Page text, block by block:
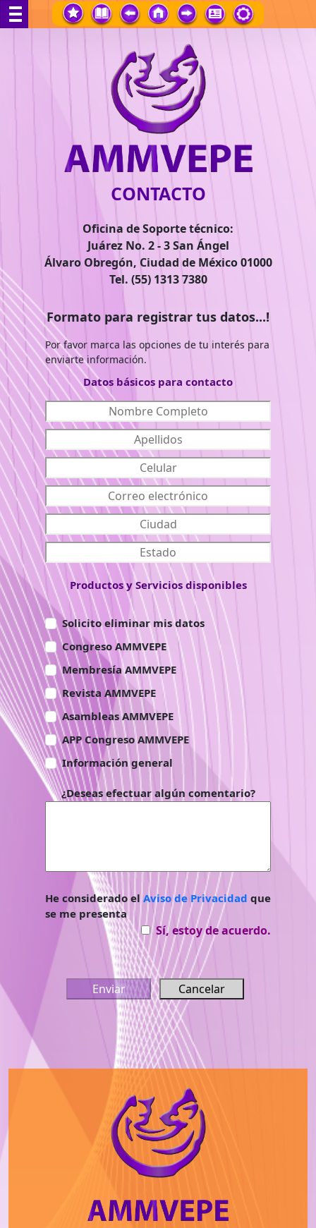
CONTACTO
Oficina de Soporte técnico:
Juárez No. 2 - 3 San Ángel
Álvaro Obregón, Ciudad de México 01000
Tel. (55) 1313 7380
Formato para registrar tus datos...!
Por favor marca las opciones de tu interés para
enviarte información.
Datos básicos para contacto
Productos y Servicios disponibles
Solicito eliminar mis datos
Congreso AMMVEPE
Membresía AMMVEPE
Revista AMMVEPE
Asambleas AMMVEPE
APP Congreso AMMVEPE
Información general
¿Deseas efectuar algún comentario?
He considerado elAviso de Privacidad que
se me presenta
Sí, estoy de acuerdo.